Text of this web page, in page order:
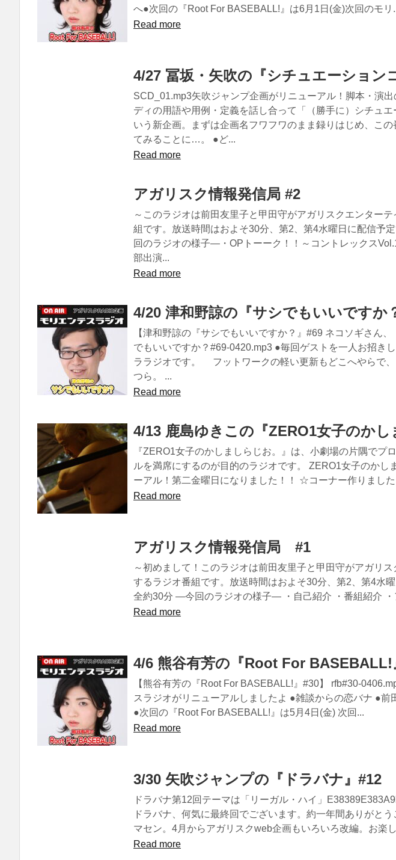
へ●次回の『Root For BASEBALL!』は6月1日(金)次回のモリ
Read more
4/27 冨坂・矢吹の『シチュエーション
SCD_01.mp3矢吹ジャンプ企画がリニューアル！脚本・演
ディの用語や用例・定義を話し合って「（勝手に）シチュ
いう新企画。まずは企画名フワフワのまま録りはじめ、こ
てみることに…。 ●ど...
Read more
アガリスク情報発信局 #2
～このラジオは前田友里子と甲田守がアガリスクエンター
組です。放送時間はおよそ30分、第2、第4水曜日に配信予
回のラジオの様子―・OPトーーク！！～コントレックス
部出演...
Read more
4/20 津和野諒の『サシでもいいですか
【津和野諒の『サシでもいいですか？』#69 ネコソギさん
でもいいですか？#69-0420.mp3 ●毎回ゲストを一人お招き
ララジオです。 フットワークの軽い更新もどこへやらで
つら。 ...
Read more
4/13 鹿島ゆきこの『ZERO1女子のか
『ZERO1女子のかしましらじお。』は、小劇場の片隅でプ
ルを満席にするのが目的のラジオです。 ZERO1女子のか
ーアル！第二金曜日になりました！！ ☆コーナー作りまし
Read more
アガリスク情報発信局 #1
～初めまして！このラジオは前田友里子と甲田守がアガリ
するラジオ番組です。放送時間はおよそ30分、第2、第4水
全約30分 ―今回のラジオの様子― ・自己紹介 ・番組紹介 ・
Read more
4/6 熊谷有芳の『Root For BASEBALL!
【熊谷有芳の『Root For BASEBALL!』#30】 rfb#30-
スラジオがリニューアルしましたよ ●雑談からの恋バナ ●前
●次回の『Root For BASEBALL!』は5月4日(金) 次回...
Read more
3/30 矢吹ジャンプの『ドラバナ』#12
ドラバナ第12回テーマは「リーガル・ハイ」
ドラバナ、何気に最終回でございます。約一年間ありがと
マセン。4月からアガリスクweb企画もいろいろ改編。お楽
Read more